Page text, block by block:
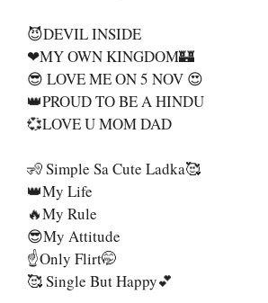
😈DEVIL INSIDE
❤MY OWN KINGDOM🏰
😎 LOVE ME ON 5 NOV 😍
👑PROUD TO BE A HINDU
💞LOVE U MOM DAD
🧏 Simple Sa Cute Ladka🥰
👑My Life
🔥My Rule
😎My Attitude
☝️Only Flirt🤭
🥰 Single But Happy💕